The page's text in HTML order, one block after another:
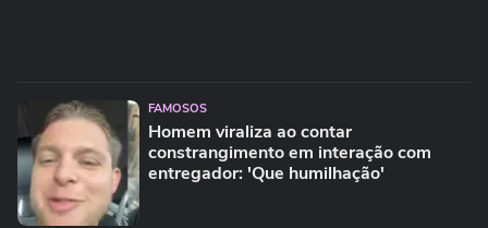
FAMOSOS
Homem viraliza ao contar
constrangimento em interação com
entregador: 'Que humilhação'